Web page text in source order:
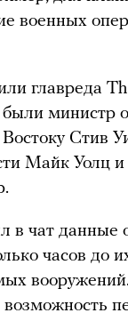
военных
главреда
были
Стив
Майк Уолц
в чат
часов до